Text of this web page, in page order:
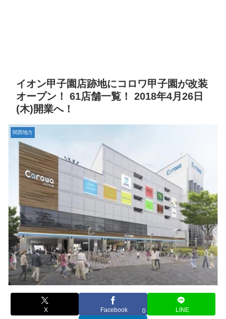
イオン甲子園店跡地にコロワ甲子園が改装
オープン！ 61店舗一覧！ 2018年4月26日
(木)開業へ！
関西地方
X Facebook 0 LINE